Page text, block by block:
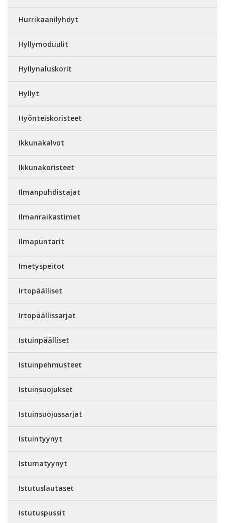
Hurrikaanilyhdyt
Hyllymoduulit
Hyllynaluskorit
Hyllyt
Hyönteiskoristeet
Ikkunakalvot
Ikkunakoristeet
Ilmanpuhdistajat
Ilmanraikastimet
Ilmapuntarit
Imetyspeitot
Irtopäälliset
Irtopäällissarjat
Istuinpäälliset
Istuinpehmusteet
Istuinsuojukset
Istuinsuojussarjat
Istuintyynyt
Istumatyynyt
Istutuslautaset
Istutuspussit